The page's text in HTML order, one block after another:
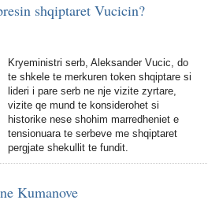
shqiptaret Vucicin?
Kryeministri serb, Aleksander Vucic, do
te shkele te merkuren token shqiptare si
lideri i pare serb ne nje vizite zyrtare,
vizite qe mund te konsiderohet si
historike nese shohim marredheniet e
tensionuara te serbeve me shqiptaret
pergjate shekullit te fundit.
Kumanove